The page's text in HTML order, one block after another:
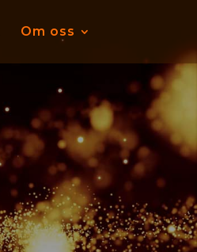
Om oss